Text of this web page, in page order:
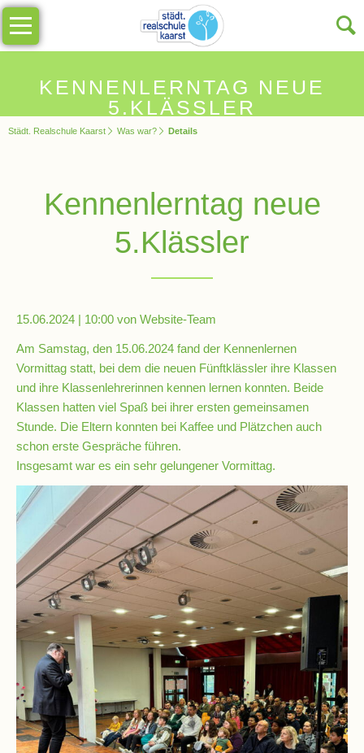
KENNENLERNTAG NEUE
5.KLÄSSLER
Navigation
überspringen
Unsere
Schule
Schulinfos
Allgemeine
Impressionen
Kollegium
Schulsozialarbeit
Hausmeister
Übermittagsbetreuung
Schülervertretung
(SV)
Schulpflegschaft
Förderverein
Schulchronik
Städt. Realschule Kaarst Was war? Details
Kennenlerntag neue
5.Klässler
15.06.2024 | 10:00 von Website-Team
Am Samstag, den 15.06.2024 fand der Kennenlernen
Vormittag statt, bei dem die neuen Fünftklässler ihre Klassen
und ihre Klassenlehrerinnen kennen lernen konnten. Beide
Klassen hatten viel Spaß bei ihrer ersten gemeinsamen
Stunde. Die Eltern konnten bei Kaffee und Plätzchen auch
schon erste Gespräche führen.
Insgesamt war es ein sehr gelungener Vormittag.